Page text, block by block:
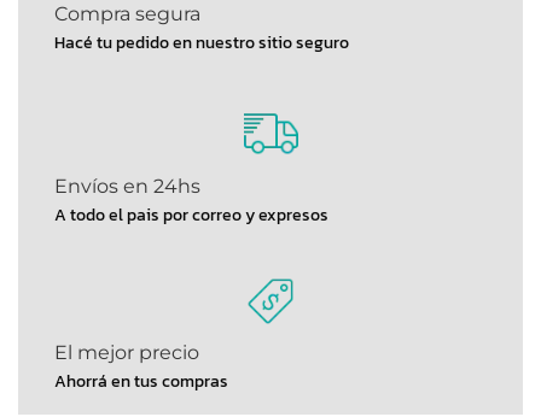
Compra segura
Hacé tu pedido en nuestro sitio seguro
Envíos en 24hs
A todo el pais por correo y expresos
El mejor precio
Ahorrá en tus compras